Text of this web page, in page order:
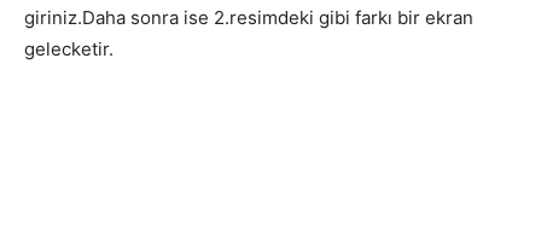
giriniz.Daha sonra ise 2.resimdeki gibi farkı bir ekran
gelecketir.